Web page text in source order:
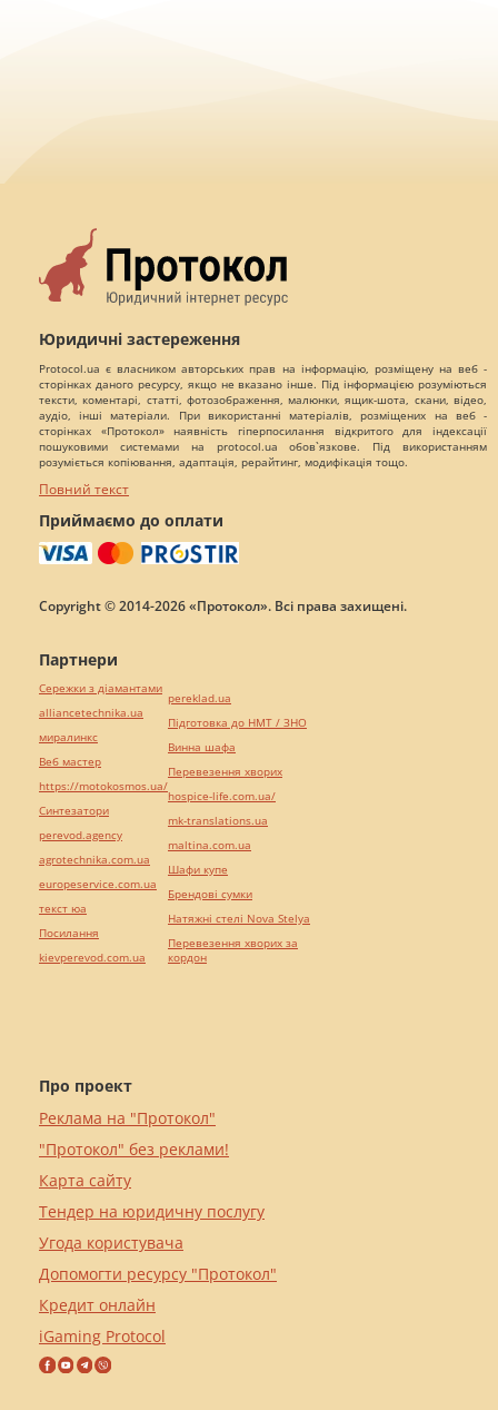
Юридичні застереження
Protocol.ua є власником авторських прав на інформацію, розміщену на веб -
сторінках даного ресурсу, якщо не вказано інше. Під інформацією розуміються
тексти, коментарі, статті, фотозображення, малюнки, ящик-шота, скани, відео,
аудіо, інші матеріали. При використанні матеріалів, розміщених на веб -
сторінках «Протокол» наявність гіперпосилання відкритого для індексації
пошуковими системами на protocol.ua обов`язкове. Під використанням
розуміється копіювання, адаптація, рерайтинг, модифікація тощо.
Повний текст
Приймаємо до оплати
Copyright © 2014-2026 «Протокол». Всі права захищені.
Про проект
Реклама на "Протокол"
"Протокол" без реклами!
Карта сайту
Тендер на юридичну послугу
Угода користувача
Допомогти ресурсу "Протокол"
Кредит онлайн
iGaming Protocol
Партнери
Сережки з діамантами
alliancetechnika.ua
миралинкс
Веб мастер
https://motokosmos.ua/
Синтезатори
perevod.agency
agrotechnika.com.ua
europeservice.com.ua
текст юа
Посилання
kievperevod.com.ua
pereklad.ua
Підготовка до НМТ / ЗНО
Винна шафа
Перевезення хворих
hospice-life.com.ua/
mk-translations.ua
maltina.com.ua
Шафи купе
Брендові сумки
Натяжні стелі Nova Stelya
Перевезення хворих за
кордон